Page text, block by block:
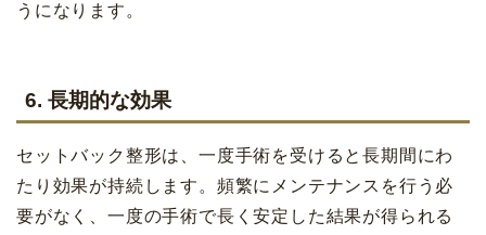
うになります。
6. 長期的な効果
セットバック整形は、一度手術を受けると長期間にわ
たり効果が持続します。頻繁にメンテナンスを行う必
要がなく、一度の手術で長く安定した結果が得られる